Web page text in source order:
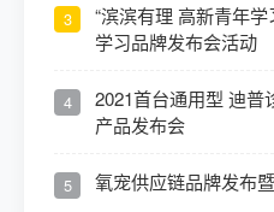
3
“滨滨有理 高新青年
学习品牌发布会活动
4
2021首台通用型 迪普
产品发布会
5 氧宠供应链品牌发布